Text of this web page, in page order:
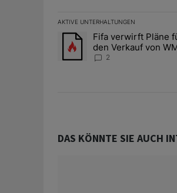
AKTIVE UNTERHALTUNGEN
Das Folgende ist eine Liste
Ein Trendartikel mit dem Titel
Fifa verwirft Pläne
den Verkauf von
Anteilen
2
DAS KÖNNTE SIE AUCH